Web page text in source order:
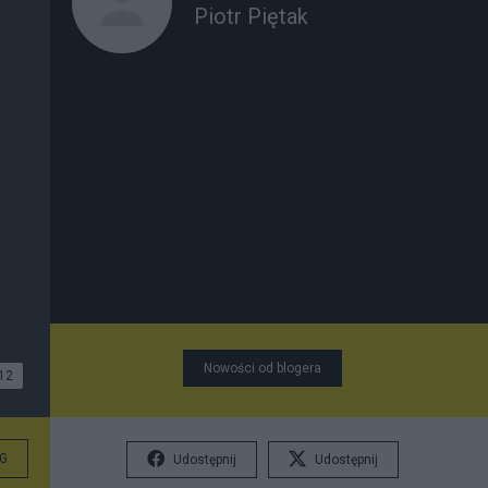
12
Piotr Piętak
Nowości od blogera
Udostępnij Udostępnij